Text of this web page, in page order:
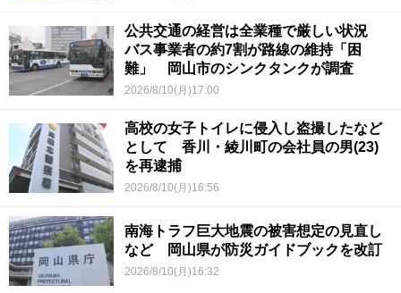
公共交通の経営は全業種で厳しい状況
バス事業者の約7割が路線の維持「困
難」 岡山市のシンクタンクが調査
2026/8/10(月)17:00
高校の女子トイレに侵入し盗撮したなど
として 香川・綾川町の会社員の男(23)
を再逮捕
2026/8/10(月)16:56
南海トラフ巨大地震の被害想定の見直し
など 岡山県が防災ガイドブックを改訂
2026/8/10(月)16:32